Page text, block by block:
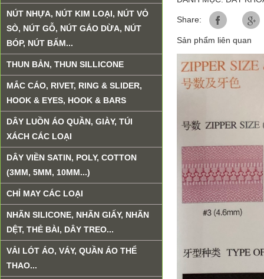
NÚT NHỰA, NÚT KIM LOẠI, NÚT VỎ
SÒ, NÚT GỖ, NÚT GÁO DỪA, NÚT
BÓP, NÚT BẤM...
THUN BẢN, THUN SILLICONE
MẮC CÁO, RIVET, RING & SLIDER,
HOOK & EYES, HOOK & BARS
DÂY LUỒN ÁO QUẦN, GIÀY, TÚI
XÁCH CÁC LOẠI
DÂY VIỀN SATIN, POLY, COTTON
(3MM, 5MM, 10MM...)
CHỈ MAY CÁC LOẠI
NHÃN SILICONE, NHÃN GIẤY, NHÃN
DỆT, THẺ BÀI, DÂY TREO...
VẢI LÓT ÁO, VÁY, QUẦN ÁO THỂ
THAO...
Share:
Sản phẩm liên quan